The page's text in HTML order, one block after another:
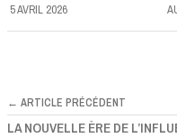
5 AVRIL 2026
← ARTICLE PRÉCÉDENT
LA NOUVELLE ÈRE DE